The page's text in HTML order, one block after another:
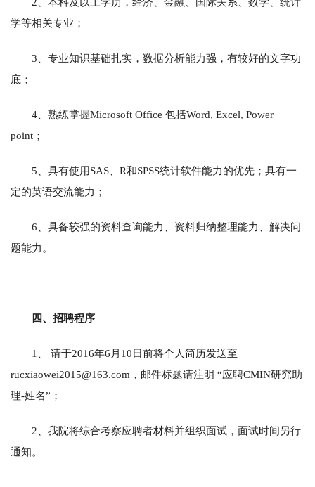
学等相关专业；
3、专业知识基础扎实，数据分析能力强，有较好的文字功
底；
4、熟练掌握Microsoft Office 包括Word, Excel, Power
point；
5、具有使用SAS、R和SPSS统计软件能力的优先；具有一
定的英语交流能力；
6、具备较强的资料查询能力、资料归纳整理能力、解决问
题能力。
四、招聘程序
1、 请于2016年6月10日前将个人简历发送至
rucxiaowei2015@163.com，邮件标题请注明 “应聘CMIN研究助
理-姓名”；
2、我院将综合考察应聘者材料并组织面试，面试时间另行
通知。